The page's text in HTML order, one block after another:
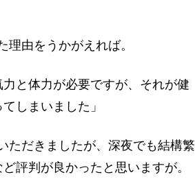
由をうかがえれば。
と体力が必要ですが、それが健
しまいました」
ただきましたが、深夜でも結構繁
評判が良かったと思いますが。